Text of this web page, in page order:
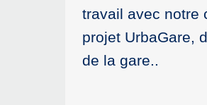
travail avec notre
projet UrbaGare,
de la gare..